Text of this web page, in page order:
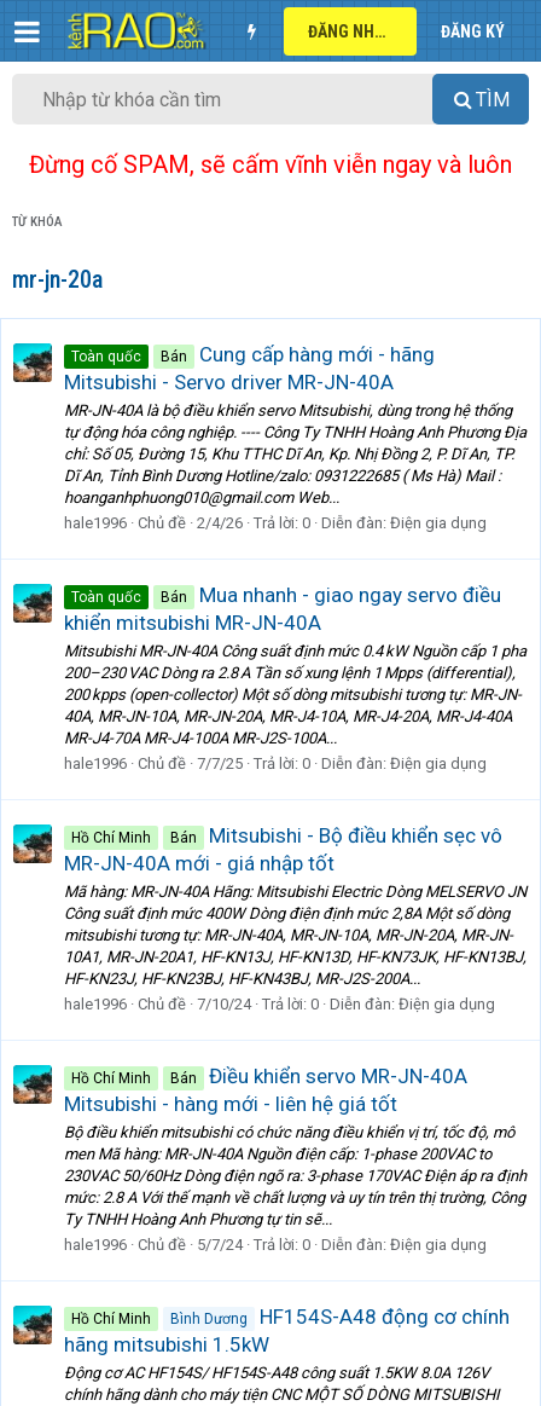
ĐĂNG NHẬP ĐĂNG KÝ
TÌM
Đừng cố SPAM, sẽ cấm vĩnh viễn ngay và luôn
TỪ KHÓA
mr-jn-20a
Toàn quốc Bán
Cung cấp hàng mới - hãng
Mitsubishi - Servo driver MR-JN-40A
MR-JN-40A là bộ điều khiển servo Mitsubishi, dùng trong hệ thống
tự động hóa công nghiệp. ---- Công Ty TNHH Hoàng Anh Phương Địa
chỉ: Số 05, Đường 15, Khu TTHC Dĩ An, Kp. Nhị Đồng 2, P. Dĩ An, TP.
Dĩ An, Tỉnh Bình Dương Hotline/zalo: 0931222685 ( Ms Hà) Mail :
hoanganhphuong010@gmail.com Web...
hale1996 Chủ đề 2/4/26 Trả lời: 0 Diễn đàn: Điện gia dụng
Toàn quốc Bán
Mua nhanh - giao ngay servo điều
khiển mitsubishi MR-JN-40A
Mitsubishi MR-JN-40A Công suất định mức 0.4 kW Nguồn cấp 1 pha
200–230 VAC Dòng ra 2.8 A Tần số xung lệnh 1 Mpps (differential),
200 kpps (open-collector) Một số dòng mitsubishi tương tự: MR-JN-
40A, MR-JN-10A, MR-JN-20A, MR-J4-10A, MR-J4-20A, MR-J4-40A
MR-J4-70A MR-J4-100A MR-J2S-100A...
hale1996 Chủ đề 7/7/25 Trả lời: 0 Diễn đàn: Điện gia dụng
Hồ Chí Minh Bán
Mitsubishi - Bộ điều khiển sẹc vô
MR-JN-40A mới - giá nhập tốt
Mã hàng: MR-JN-40A Hãng: Mitsubishi Electric Dòng MELSERVO JN
Công suất định mức 400W Dòng điện định mức 2,8A Một số dòng
mitsubishi tương tự: MR-JN-40A, MR-JN-10A, MR-JN-20A, MR-JN-
10A1, MR-JN-20A1, HF-KN13J, HF-KN13D, HF-KN73JK, HF-KN13BJ,
HF-KN23J, HF-KN23BJ, HF-KN43BJ, MR-J2S-200A...
hale1996 Chủ đề 7/10/24 Trả lời: 0 Diễn đàn: Điện gia dụng
Hồ Chí Minh Bán
Điều khiển servo MR-JN-40A
Mitsubishi - hàng mới - liên hệ giá tốt
Bộ điều khiển mitsubishi có chức năng điều khiển vị trí, tốc độ, mô
men Mã hàng: MR-JN-40A Nguồn điện cấp: 1-phase 200VAC to
230VAC 50/60Hz Dòng điện ngõ ra: 3-phase 170VAC Điện áp ra định
mức: 2.8 A Với thế mạnh về chất lượng và uy tín trên thị trường, Công
Ty TNHH Hoàng Anh Phương tự tin sẽ...
hale1996 Chủ đề 5/7/24 Trả lời: 0 Diễn đàn: Điện gia dụng
Hồ Chí Minh Bình Dương
HF154S-A48 động cơ chính
hãng mitsubishi 1.5kW
Động cơ AC HF154S/ HF154S-A48 công suất 1.5KW 8.0A 126V
chính hãng dành cho máy tiện CNC MỘT SỐ DÒNG MITSUBISHI